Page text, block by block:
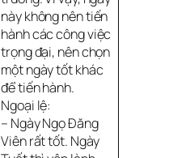
này không nên tiến
hành các công việc
trọng đại, nên chọn
một ngày tốt khác
để tiến hành.
Ngoại lệ:
– Ngày Ngọ Đăng
Viên rất tốt. Ngày